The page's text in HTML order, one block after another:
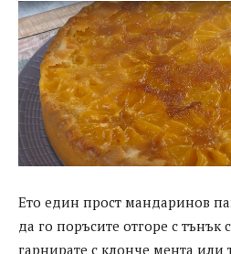
Ето един прост мандаринов
да го поръсите отгоре с тънък
гарнирате с клонче мента или